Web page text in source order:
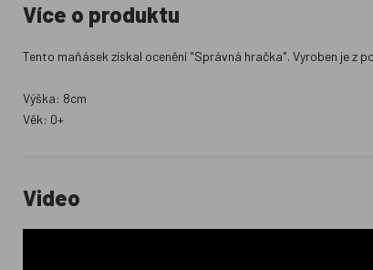
Více o produktu
Tento maňásek získal ocenění "Správná hračka". Vyroben je z
Výška: 8cm
Věk: 0+
Video